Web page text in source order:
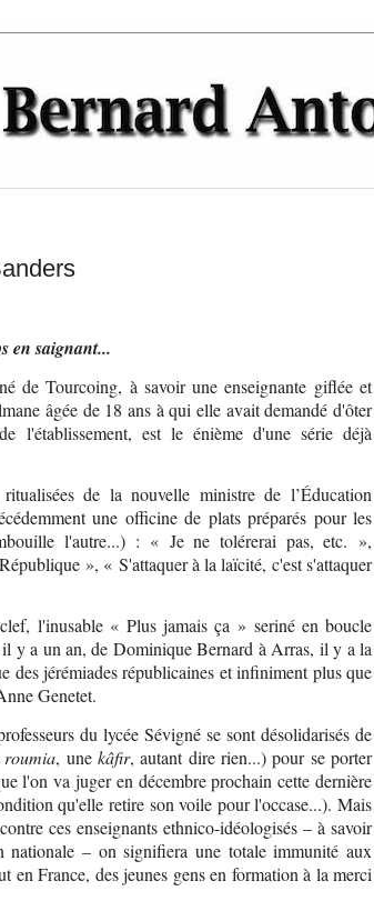
en saignant...
de Tourcoing, à savoir une enseignante giflée et
âgée de 18 ans à qui elle avait demandé d'ôter
l'établissement, est le énième d'une série déjà
de la nouvelle ministre de l’Éducation
une officine de plats préparés pour les
l'autre...) : « Je ne tolérerai pas, etc. »,
», « S'attaquer à la laïcité, c'est s'attaquer
l'inusable « Plus jamais ça » seriné en boucle
il y a un an, de Dominique Bernard à Arras, il y a la
des jérémiades républicaines et infiniment plus que
Genetet.
du lycée Sévigné se sont désolidarisés de
roumia, une kâfir, autant dire rien...) pour se porter
l'on va juger en décembre prochain cette dernière
qu'elle retire son voile pour l'occase...). Mais
ces enseignants ethnico-idéologisés – à savoir
nationale – on signifiera une totale immunité aux
France, des jeunes gens en formation à la merci